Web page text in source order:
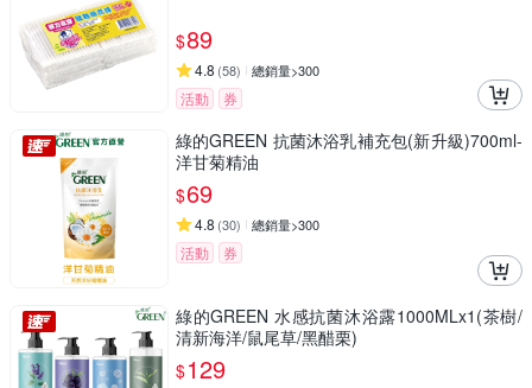
$89
4.8 (58) 總銷量>300
活動 券
綠的GREEN 抗菌沐浴乳補充包(新升級)700ml-
洋甘菊精油
$69
4.8 (30) 總銷量>300
活動 券
綠的GREEN 水感抗菌沐浴露1000MLx1(茶樹/
清新海洋/鼠尾草/黑醋栗)
$129